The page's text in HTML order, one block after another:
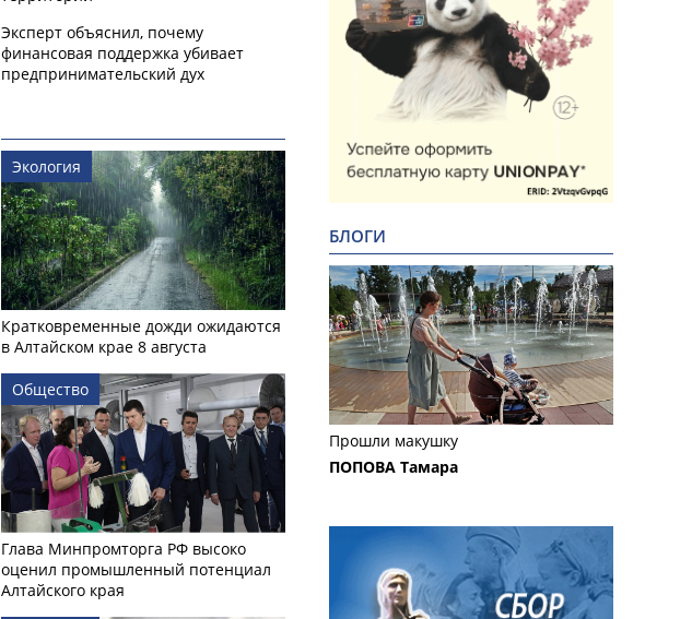
Эксперт объяснил, почему
финансовая поддержка убивает
предпринимательский дух
Экология
Кратковременные дожди ожидаются
в Алтайском крае 8 августа
Общество
Глава Минпромторга РФ высоко
оценил промышленный потенциал
Алтайского края
БЛОГИ
Прошли макушку
ПОПОВА Тамара